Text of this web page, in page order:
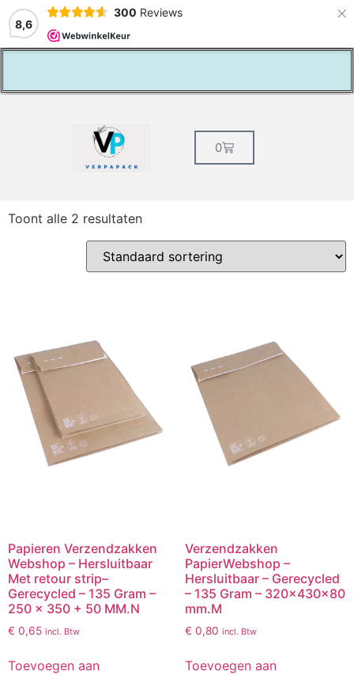
8,6
300 Reviews ×
0
Toont alle 2 resultaten
Papieren Verzendzakken
Webshop – Hersluitbaar
Met retour strip–
Gerecycled – 135 Gram –
250 x 350 + 50 MM.N
€ 0,65 incl. Btw
Toevoegen aan
Verzendzakken
PapierWebshop –
Hersluitbaar – Gerecycled
– 135 Gram – 320x430x80
mm.M
€ 0,80 incl. Btw
Toevoegen aan